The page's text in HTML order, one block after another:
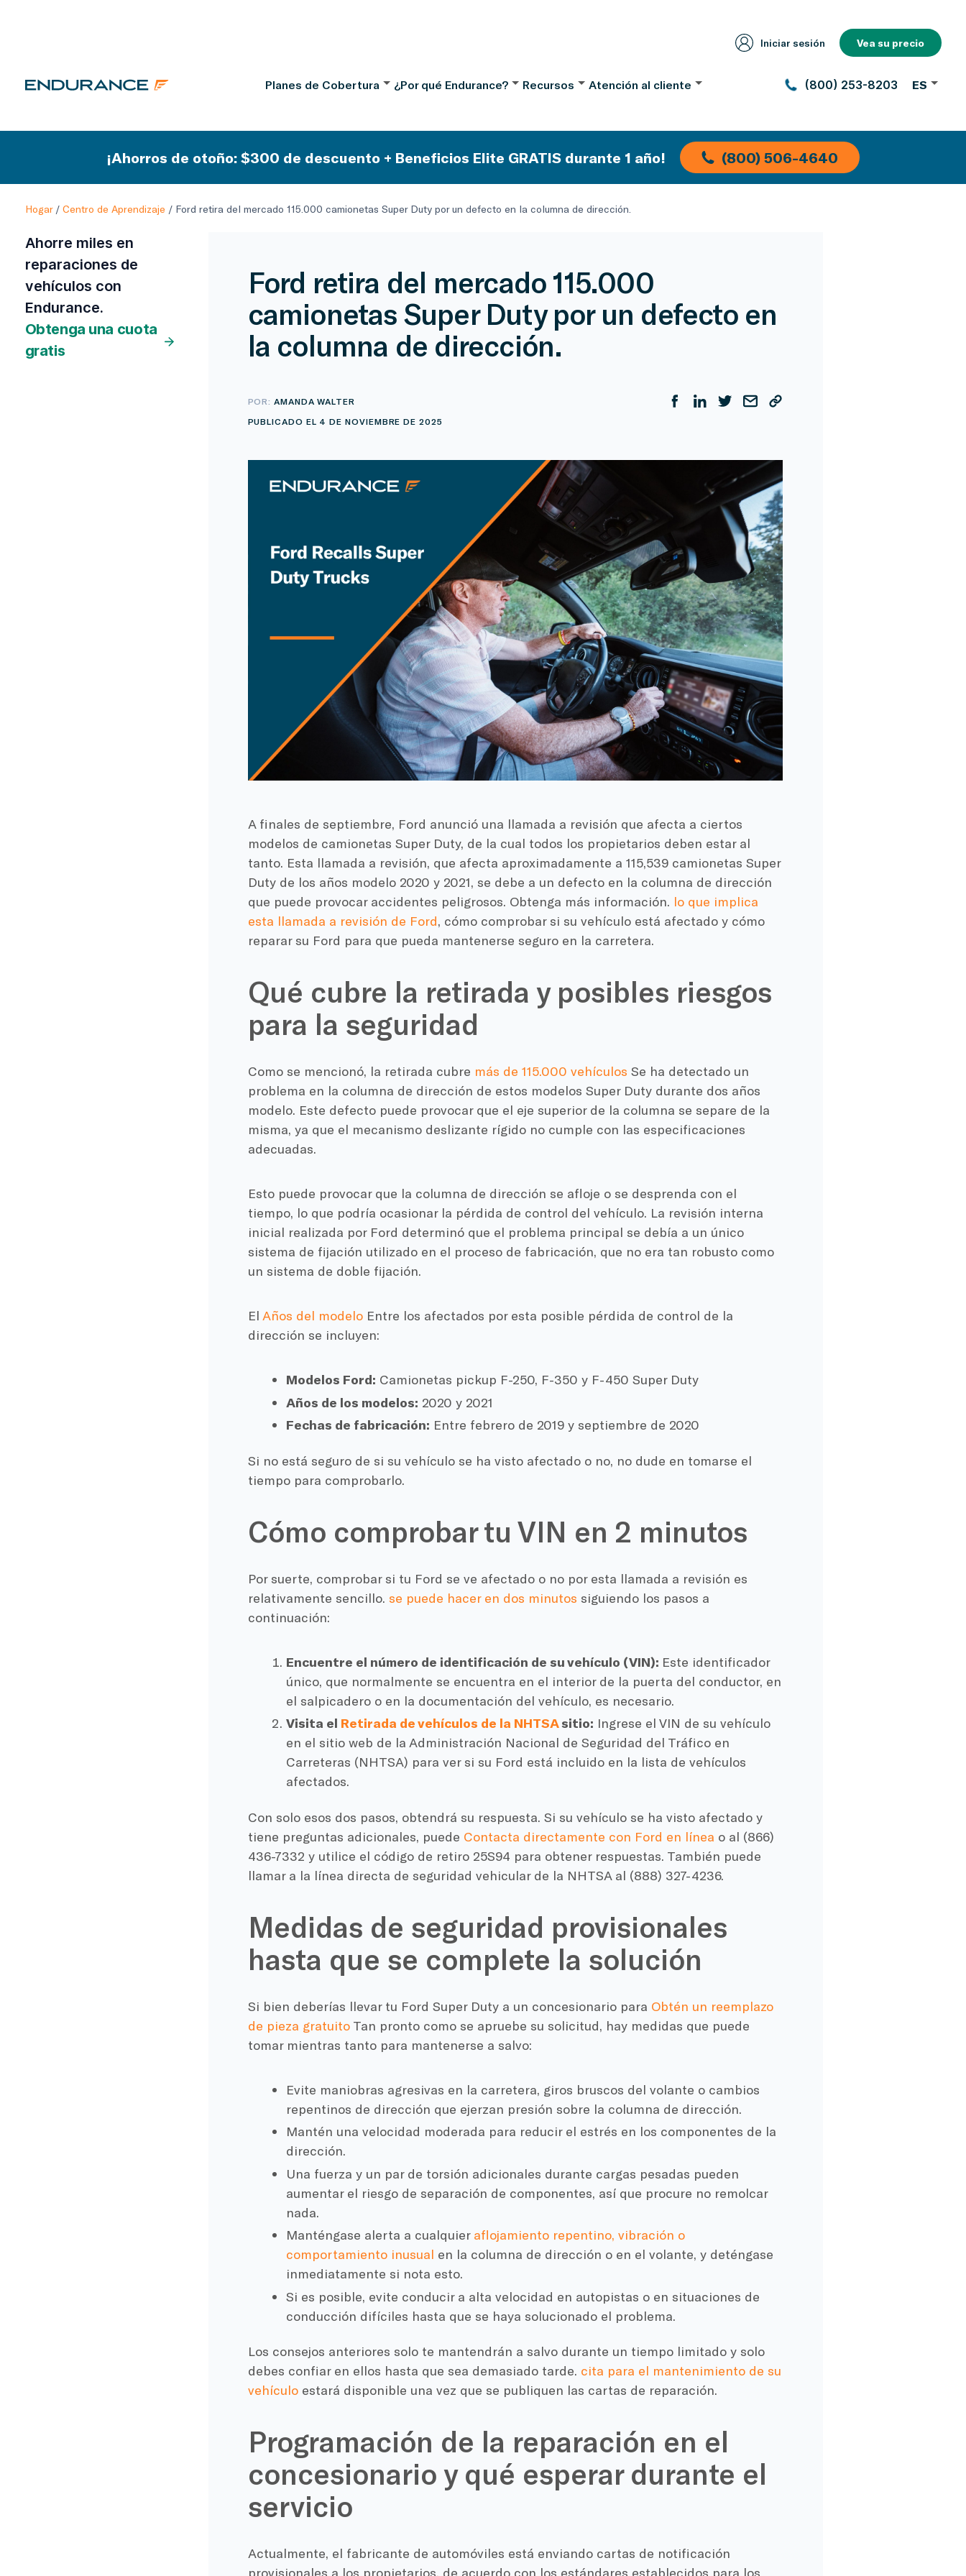
Iniciar sesión Vea su precio
Planes de Cobertura ¿Por qué Endurance? Recursos Atención al cliente (800) 253-8203 ES
¡Ahorros de otoño: $300 de descuento + Beneficios Elite GRATIS durante 1 año! (800) 506-4640
Hogar/ Centro de Aprendizaje / Ford retira del mercado 115.000 camionetas Super Duty por un defecto en la columna de dirección.
Ahorre miles en
reparaciones de
vehículos con
Endurance.
Obtenga una cuota
gratis
Ford retira del mercado 115.000
camionetas Super Duty por un defecto en
la columna de dirección.
POR:AMANDA WALTER
PUBLICADO EL 4 DE NOVIEMBRE DE 2025
A finales de septiembre, Ford anunció una llamada a revisión que afecta a ciertos
modelos de camionetas Super Duty, de la cual todos los propietarios deben estar al
tanto. Esta llamada a revisión, que afecta aproximadamente a 115,539 camionetas Super
Duty de los años modelo 2020 y 2021, se debe a un defecto en la columna de dirección
que puede provocar accidentes peligrosos. Obtenga más información. lo que implica
esta llamada a revisión de Ford, cómo comprobar si su vehículo está afectado y cómo
reparar su Ford para que pueda mantenerse seguro en la carretera.
Qué cubre la retirada y posibles riesgos
para la seguridad
Como se mencionó, la retirada cubre más de 115.000 vehículos Se ha detectado un
problema en la columna de dirección de estos modelos Super Duty durante dos años
modelo. Este defecto puede provocar que el eje superior de la columna se separe de la
misma, ya que el mecanismo deslizante rígido no cumple con las especificaciones
adecuadas.
Esto puede provocar que la columna de dirección se afloje o se desprenda con el
tiempo, lo que podría ocasionar la pérdida de control del vehículo. La revisión interna
inicial realizada por Ford determinó que el problema principal se debía a un único
sistema de fijación utilizado en el proceso de fabricación, que no era tan robusto como
un sistema de doble fijación.
El Años del modeloEntre los afectados por esta posible pérdida de control de la
dirección se incluyen:
Modelos Ford: Camionetas pickup F-250, F-350 y F-450 Super Duty
Años de los modelos: 2020 y 2021
Fechas de fabricación: Entre febrero de 2019 y septiembre de 2020
Si no está seguro de si su vehículo se ha visto afectado o no, no dude en tomarse el
tiempo para comprobarlo.
Cómo comprobar tu VIN en 2 minutos
Por suerte, comprobar si tu Ford se ve afectado o no por esta llamada a revisión es
relativamente sencillo. se puede hacer en dos minutos siguiendo los pasos a
continuación:
Encuentre el número de identificación de su vehículo (VIN): Este identificador
único, que normalmente se encuentra en el interior de la puerta del conductor, en
el salpicadero o en la documentación del vehículo, es necesario.
Visita el Retirada de vehículos de la NHTSAsitio: Ingrese el VIN de su vehículo
en el sitio web de la Administración Nacional de Seguridad del Tráfico en
Carreteras (NHTSA) para ver si su Ford está incluido en la lista de vehículos
afectados.
Con solo esos dos pasos, obtendrá su respuesta. Si su vehículo se ha visto afectado y
tiene preguntas adicionales, puede Contacta directamente con Ford en línea o al (866)
436-7332 y utilice el código de retiro 25S94 para obtener respuestas. También puede
llamar a la línea directa de seguridad vehicular de la NHTSA al (888) 327-4236.
Medidas de seguridad provisionales
hasta que se complete la solución
Si bien deberías llevar tu Ford Super Duty a un concesionario para Obtén un reemplazo
de pieza gratuitoTan pronto como se apruebe su solicitud, hay medidas que puede
tomar mientras tanto para mantenerse a salvo:
Evite maniobras agresivas en la carretera, giros bruscos del volante o cambios
repentinos de dirección que ejerzan presión sobre la columna de dirección.
Mantén una velocidad moderada para reducir el estrés en los componentes de la
dirección.
Una fuerza y un par de torsión adicionales durante cargas pesadas pueden
aumentar el riesgo de separación de componentes, así que procure no remolcar
nada.
Manténgase alerta a cualquier aflojamiento repentino, vibración o
comportamiento inusual en la columna de dirección o en el volante, y deténgase
inmediatamente si nota esto.
Si es posible, evite conducir a alta velocidad en autopistas o en situaciones de
conducción difíciles hasta que se haya solucionado el problema.
Los consejos anteriores solo te mantendrán a salvo durante un tiempo limitado y solo
debes confiar en ellos hasta que sea demasiado tarde. cita para el mantenimiento de su
vehículoestará disponible una vez que se publiquen las cartas de reparación.
Programación de la reparación en el
concesionario y qué esperar durante el
servicio
Actualmente, el fabricante de automóviles está enviando cartas de notificación
provisionales a los propietarios, de acuerdo con los estándares establecidos para los